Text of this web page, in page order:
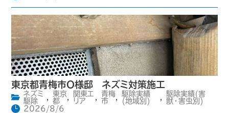
東京都青梅市O様邸 ネズミ対策施工
ネズミ
駆除
,
東京
都
,
関東エ
リア
,
青梅
市
,
駆除実績
(地域別)
,
駆除実績(害
獣・害虫別)
2026/8/6